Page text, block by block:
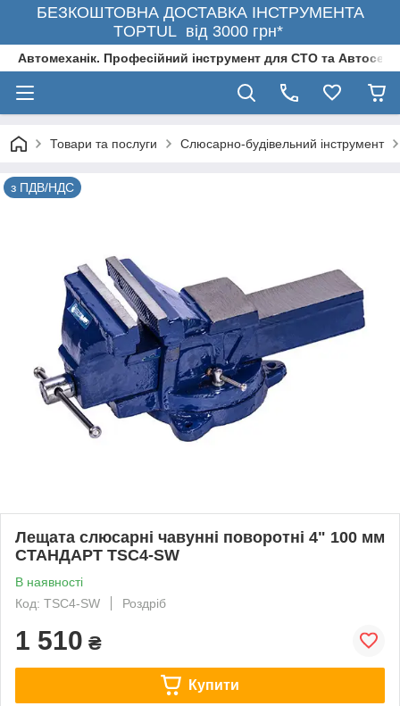
БЕЗКОШТОВНА ДОСТАВКА ІНСТРУМЕНТА
TOPTUL від 3000 грн*
Автомеханік. Професійний інструмент для СТО та
Товари та послуги Слюсарно-будівельний інструмент
з ПДВ/НДС
Лещата слюсарні чавунні поворотні 4" 100 мм
СТАНДАРТ TSC4-SW
В наявності
Код: TSC4-SW
Роздріб
1 510 ₴
Купити